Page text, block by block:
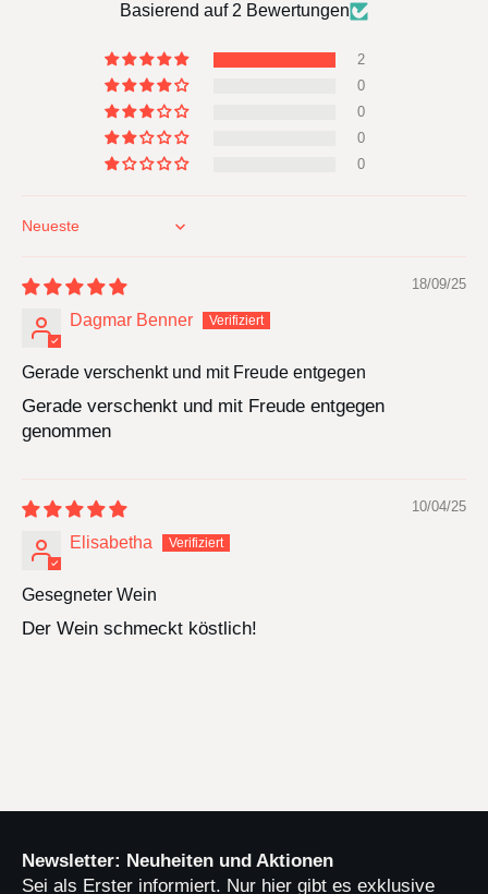
Basierend auf 2 Bewertungen
2
0
0
0
0
Sort by
18/09/25
Dagmar Benner
Gerade verschenkt und mit Freude entgegen
Gerade verschenkt und mit Freude entgegen
genommen
10/04/25
Elisabetha
Gesegneter Wein
Der Wein schmeckt köstlich!
Newsletter: Neuheiten und Aktionen
Sei als Erster informiert. Nur hier gibt es exklusive